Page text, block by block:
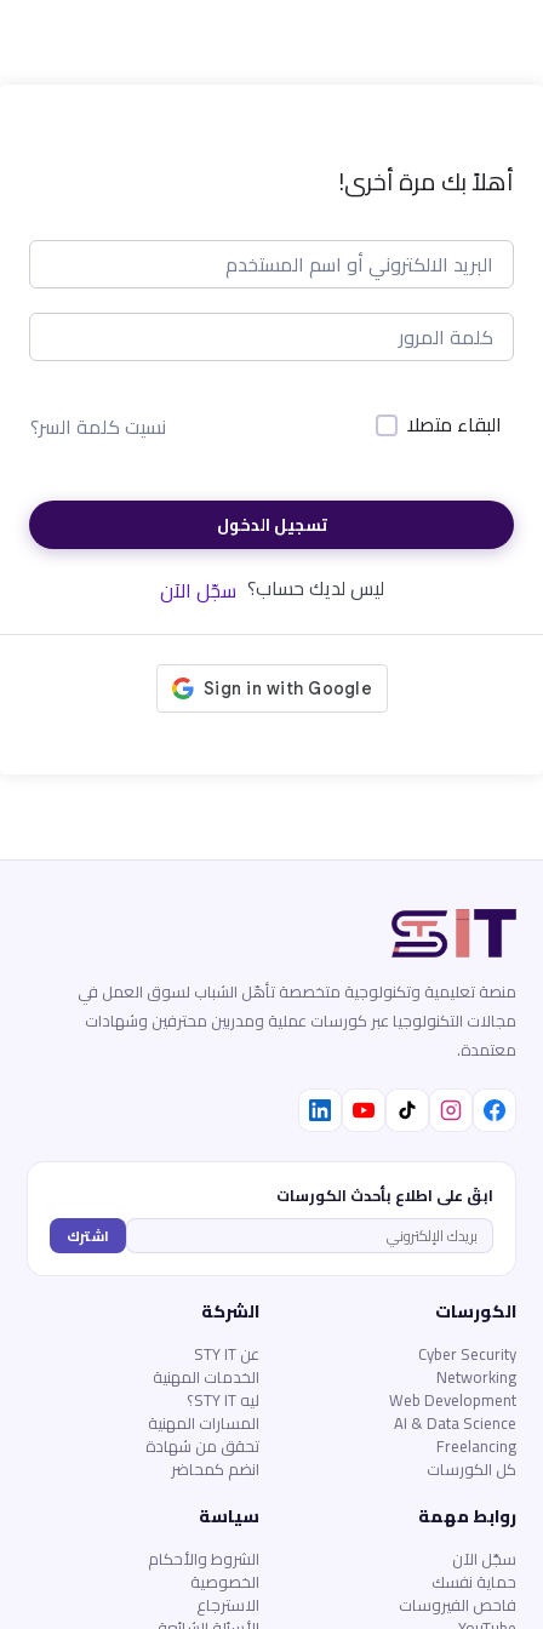
أهلاً بك مرة أخرى!
البقاء متصلا نسيت كلمة السر؟
تسجيل الدخول
ليس لديك حساب؟ سجّل الآن
منصة تعليمية وتكنولوجية متخصصة تأهّل الشباب لسوق العمل في
مجالات التكنولوجيا عبر كورسات عملية ومدربين محترفين وشهادات
معتمدة.
ابقَ على اطلاع بأحدث الكورسات
اشترك
الكورسات
Cyber Security
Networking
Web Development
AI & Data Science
Freelancing
كل الكورسات
الشركة
عن STY IT
الخدمات المهنية
ليه STY IT؟
المسارات المهنية
تحقق من شهادة
انضم كمحاضر
روابط مهمة
سجّل الآن
حماية نفسك
فاحص الفيروسات
سياسة
الشروط والأحكام
الخصوصية
الاسترجاع